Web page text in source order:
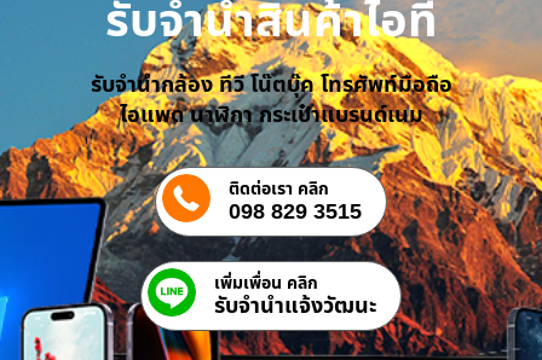
รับจำนำสินค้าไอที
รับจำนำกล้อง ทีวี โน๊ตบุ๊ค โทรศัพท์มือถือ
ไอแพด นาฬิกา กระเป๋าแบรนด์เนม
ติดต่อเรา คลิก
098 829 3515
เพิ่มเพื่อน คลิก
รับจํานําแจ้งวัฒนะ